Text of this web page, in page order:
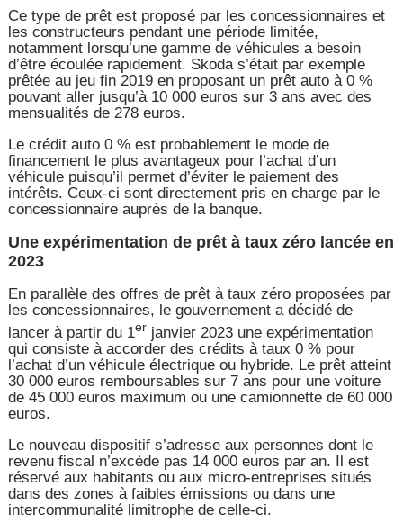
Ce type de prêt est proposé par les concessionnaires et
les constructeurs pendant une période limitée,
notamment lorsqu’une gamme de véhicules a besoin
d’être écoulée rapidement. Skoda s’était par exemple
prêtée au jeu fin 2019 en proposant un prêt auto à 0 %
pouvant aller jusqu’à 10 000 euros sur 3 ans avec des
mensualités de 278 euros.
Le crédit auto 0 % est probablement le mode de
financement le plus avantageux pour l’achat d’un
véhicule puisqu’il permet d’éviter le paiement des
intérêts. Ceux-ci sont directement pris en charge par le
concessionnaire auprès de la banque.
Une expérimentation de prêt à taux zéro lancée en
2023
En parallèle des offres de prêt à taux zéro proposées par
les concessionnaires, le gouvernement a décidé de
lancer à partir du 1er janvier 2023 une expérimentation
qui consiste à accorder des crédits à taux 0 % pour
l’achat d’un véhicule électrique ou hybride. Le prêt atteint
30 000 euros remboursables sur 7 ans pour une voiture
de 45 000 euros maximum ou une camionnette de 60 000
euros.
Le nouveau dispositif s’adresse aux personnes dont le
revenu fiscal n’excède pas 14 000 euros par an. Il est
réservé aux habitants ou aux micro-entreprises situés
dans des zones à faibles émissions ou dans une
intercommunalité limitrophe de celle-ci.